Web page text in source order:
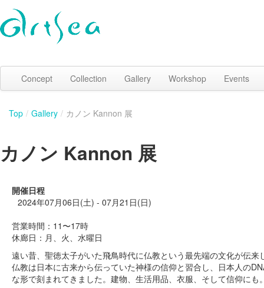
Concept Collection Gallery Workshop Events
Top / Gallery / カノン Kannon 展
カノン Kannon 展
開催日程
2024年07月06日(土) - 07月21日(日)
営業時間：11〜17時
休廊日：月、火、水曜日
遠い昔、聖徳太子がいた飛鳥時代に仏教という最先端の文化が伝来
仏教は日本に古来から伝っていた神様の信仰と習合し、日本人の
な形で刻まれてきました。建物、生活用品、衣服、そして信仰にも